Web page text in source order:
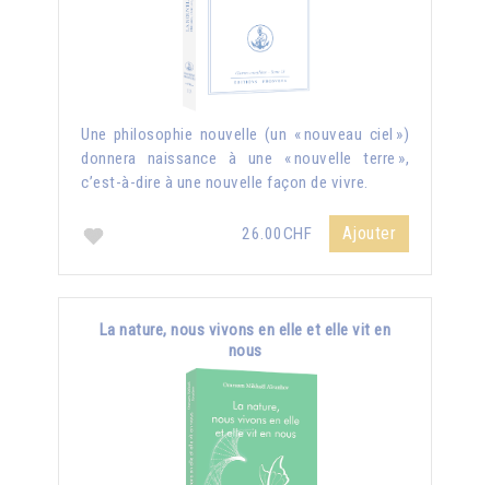
Une philosophie nouvelle (un « nouveau ciel »)
donnera naissance à une « nouvelle terre »,
c’est-à-dire à une nouvelle façon de vivre.
26.00CHF Ajouter
La nature, nous vivons en elle et elle vit en
nous